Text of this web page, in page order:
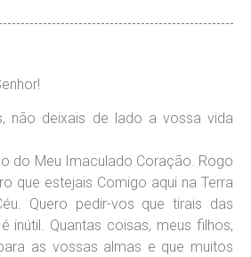
não deixais de lado a vossa vida
do Meu Imaculado Coração. Rogo
que estejais Comigo aqui na Terra
Quero pedir-vos que tirais das
inútil. Quantas coisas, meus filhos,
as vossas almas e que muitos